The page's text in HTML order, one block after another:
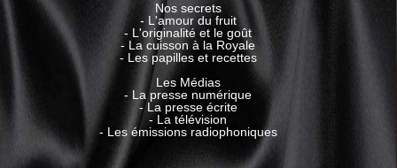
Nos secrets
- L'amour du fruit
- L'originalité et le goût
- La cuisson à la Royale
- Les papilles et recettes
Les Médias
- La presse numérique
-La presse écrite
- La télévision
- Les émissions radiophoniques